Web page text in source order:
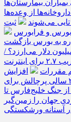
بیمارستان‌ها
از وعده‌ها
ثبت
به بورس بازگشت
از زمان ایلان ماسک ۱۰۰ میلیون دلار می‌ارزد؟ /
اعمال ضریب ۲.۷ برای اینترنت
مقررات
افزایش
۲۰۲۶ سالی پرچالش برای
جنگ خلیج‌فارس تا
جهان را زمین‌گیر